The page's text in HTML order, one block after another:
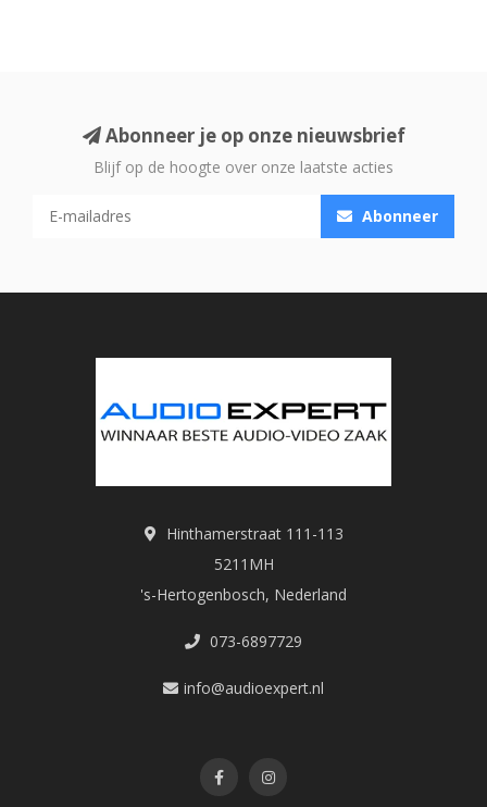
Abonneer je op onze nieuwsbrief
Blijf op de hoogte over onze laatste acties
Abonneer
Hinthamerstraat 111-113
5211MH
's-Hertogenbosch, Nederland
073-6897729
info@audioexpert.nl